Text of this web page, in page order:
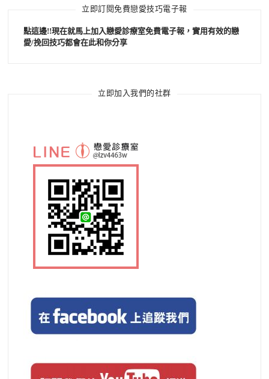
立即訂閱免費戀愛技巧電子報
點這邊!!現在就馬上加入戀愛診療室免費電子報，實用有效的戀
愛/挽回技巧都會在此和你分享
立即加入我們的社群